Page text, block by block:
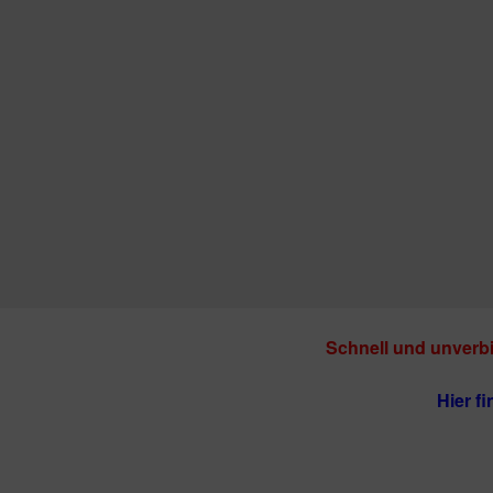
Schnell und
Hier